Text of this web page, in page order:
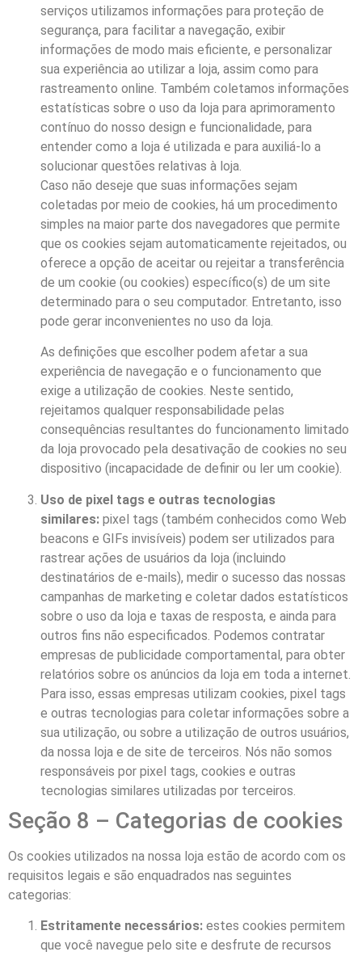
serviços utilizamos informações para proteção de
segurança, para facilitar a navegação, exibir
informações de modo mais eficiente, e personalizar
sua experiência ao utilizar a loja, assim como para
rastreamento online. Também coletamos informações
estatísticas sobre o uso da loja para aprimoramento
contínuo do nosso design e funcionalidade, para
entender como a loja é utilizada e para auxiliá-lo a
solucionar questões relativas à loja.
Caso não deseje que suas informações sejam
coletadas por meio de cookies, há um procedimento
simples na maior parte dos navegadores que permite
que os cookies sejam automaticamente rejeitados, ou
oferece a opção de aceitar ou rejeitar a transferência
de um cookie (ou cookies) específico(s) de um site
determinado para o seu computador. Entretanto, isso
pode gerar inconvenientes no uso da loja.
As definições que escolher podem afetar a sua
experiência de navegação e o funcionamento que
exige a utilização de cookies. Neste sentido,
rejeitamos qualquer responsabilidade pelas
consequências resultantes do funcionamento limitado
da loja provocado pela desativação de cookies no seu
dispositivo (incapacidade de definir ou ler um cookie).
Uso de pixel tags e outras tecnologias
similares: pixel tags (também conhecidos como Web
beacons e GIFs invisíveis) podem ser utilizados para
rastrear ações de usuários da loja (incluindo
destinatários de e-mails), medir o sucesso das nossas
campanhas de marketing e coletar dados estatísticos
sobre o uso da loja e taxas de resposta, e ainda para
outros fins não especificados. Podemos contratar
empresas de publicidade comportamental, para obter
relatórios sobre os anúncios da loja em toda a internet.
Para isso, essas empresas utilizam cookies, pixel tags
e outras tecnologias para coletar informações sobre a
sua utilização, ou sobre a utilização de outros usuários,
da nossa loja e de site de terceiros. Nós não somos
responsáveis por pixel tags, cookies e outras
tecnologias similares utilizadas por terceiros.
Seção 8 – Categorias de cookies
Os cookies utilizados na nossa loja estão de acordo com os
requisitos legais e são enquadrados nas seguintes
categorias:
Estritamente necessários: estes cookies permitem
que você navegue pelo site e desfrute de recursos